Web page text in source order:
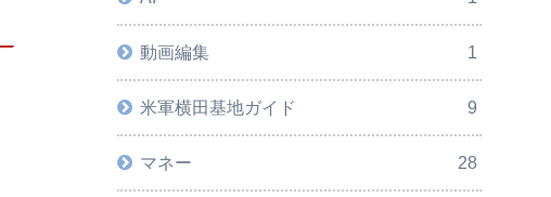
動画編集 1
米軍横田基地ガイド 9
マネー 28